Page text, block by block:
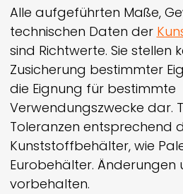
Alle aufgeführten Maße,
technischen Daten der
sind Richtwerte. Sie stellen
Zusicherung bestimmter
die Eignung für bestimmte
Verwendungszwecke dar.
Toleranzen entsprechend
Kunststoffbehälter, wie
Eurobehälter. Änderungen
vorbehalten.